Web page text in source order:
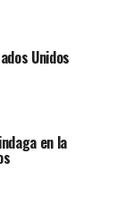
Unidos
en la